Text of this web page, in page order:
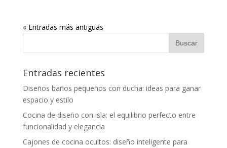
« Entradas más antiguas
Entradas recientes
Diseños baños pequeños con ducha: ideas para ganar
espacio y estilo
Cocina de diseño con isla: el equilibrio perfecto entre
funcionalidad y elegancia
Cajones de cocina ocultos: diseño inteligente para